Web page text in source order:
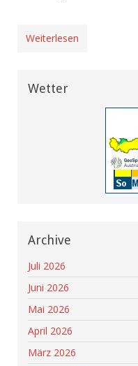
Weiterlesen
Wetter
Archive
Juli 2026
Juni 2026
Mai 2026
April 2026
März 2026